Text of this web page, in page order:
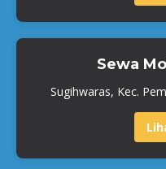
Sewa
Sugihwaras, Kec.